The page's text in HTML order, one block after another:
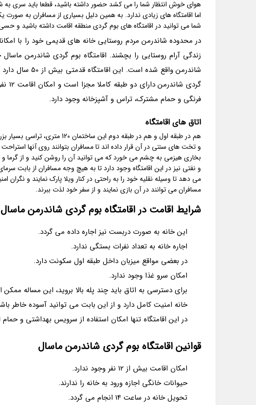
هوای خوش انتظار شما را می کشد حضور داشته باشید، قطعا باید سری به
اما اقامتگاه های زیادی ندارد. به همین دلیل بسیاری از مسافران به
شما می توانید در اقامتگاه های بوم گردی منطقه اقامت داشته باشید و
در محدوده شاندرمن مردم روستایی خانه های قدیمی خود را با
زندگی آرام روستایی را بچشند. اقامتگاه بوم گردی شاندرمن
شاندرمن واقع
فرنگی و حمام مشترک، تراس و آشپزخانه وجود دارد.
اتاق های اقامتگاه
و تخت های سنتی در آن قرار داده اند تا مسافران بتوانند روی آنها
بخاری هیزمی به چشم می خورد که می توانید آن را روشن کنید و از گرما
و نفتی نیز در این اقامتگاه وجود دارد تا به هیچ وجه مسافران از بابت
می دهد تا وسیله نقلیه خود را به راحتی در کنار ویلا پارک نمایند و
مسافران می توانند در آن بازی نمایند و از سفر خود لذت ببرند.
شرایط اقامت در اقامتگاه بوم گردی شاندرمن ماسال
این خانه به صورت دربست نیز اجاره داده می گردد.
اجاره خانه به تعداد نفرات بستگی ندارد.
در بعضی مواقع میزبان داخل طبقه اول سکونت دارد.
امکان سرو غذا وجود ندارد.
برای دسترسی به اتاق باید چند پله بالا بروید، این مساله
خانه امنیت کامل دارد و از این بابت می توانید آسوده خاطر
در این اقامتگاه تنها امکان استفاده از سرویس بهداشتی و
قوانین اقامتگاه بوم گردی شاندرمن ماسال
امکان اقامت بیش از 12 نفر وجود ندارد.
حیوانات خانگی اجازه ورود به خانه را ندارند.
تحویل خانه در ساعت 14 انجام می گردد.